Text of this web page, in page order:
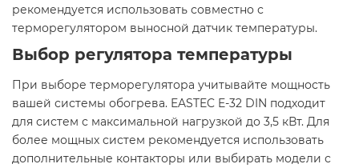
рекомендуется использовать совместно с
терморегулятором выносной датчик температуры.​
Выбор регулятора температуры
При выборе терморегулятора учитывайте мощность
вашей системы обогрева. EASTEC E-32 DIN подходит
для систем с максимальной нагрузкой до 3,5 кВт. Для
более мощных систем рекомендуется использовать
дополнительные контакторы или выбирать модели с